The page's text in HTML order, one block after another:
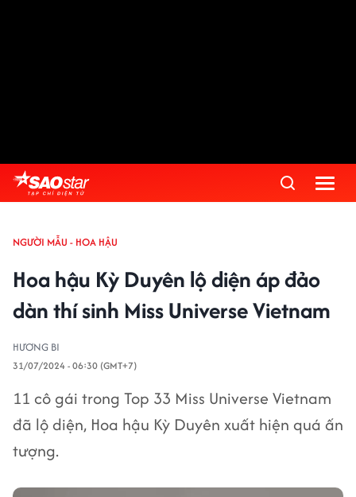
NGƯỜI MẪU - HOA HẬU
Hoa hậu Kỳ Duyên lộ diện áp đảo
dàn thí sinh Miss Universe Vietnam
HƯƠNG BI
31/07/2024 - 06:30 (GMT+7)
11 cô gái trong Top 33 Miss Universe Vietnam
đã lộ diện, Hoa hậu Kỳ Duyên xuất hiện quá ấn
tượng.